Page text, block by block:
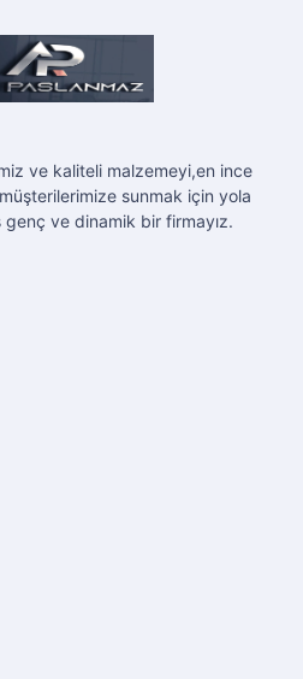
ve kaliteli malzemeyi,en ince
sunmak için yola
genç ve dinamik bir firmayız.